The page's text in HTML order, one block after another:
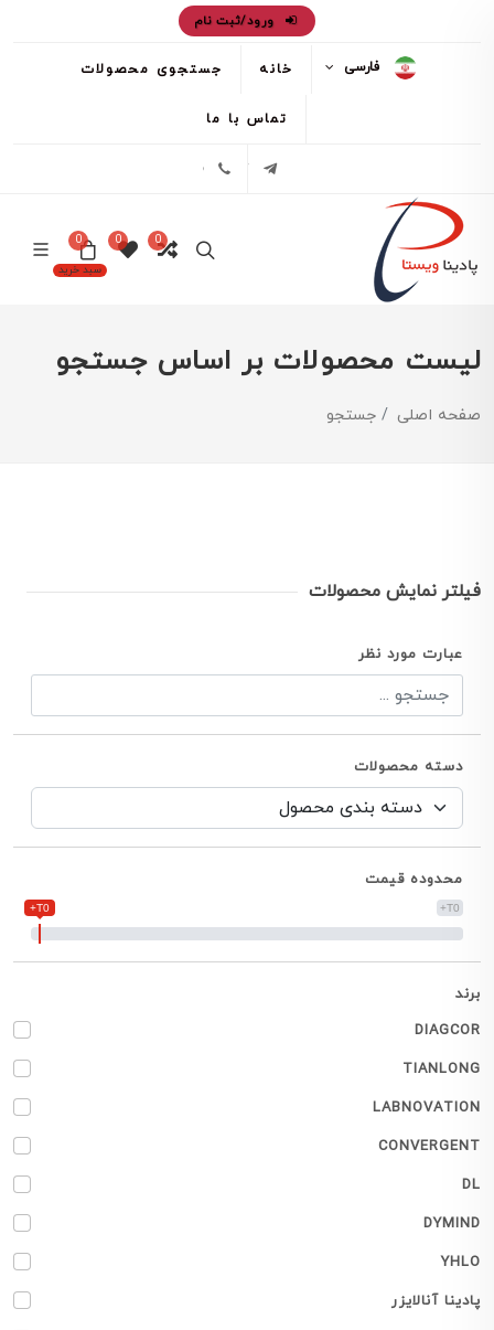
ورود/ثبت نام
فارسی خانه جستجوی محصولات
تماس با ما
تلگرام
0
0
سبد خرید
0
لیست محصولات بر اساس جستجو
صفحه اصلی جستجو
فیلتر نمایش محصولات
عبارت مورد نظر
دسته محصولات
محدوده قیمت
T0+
T0+
برند
DIAGCOR
TIANLONG
LABNOVATION
CONVERGENT
DL
DYMIND
YHLO
پادینا آنالایزر